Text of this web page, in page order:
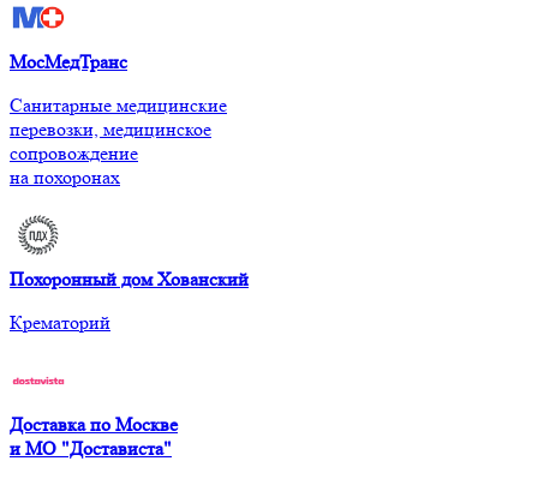
МосМедТранс
Санитарные медицинские
перевозки, медицинское
сопровождение
на похоронах
Похоронный дом Хованский
Крематорий
Доставка по Москве
и МО "Достависта"